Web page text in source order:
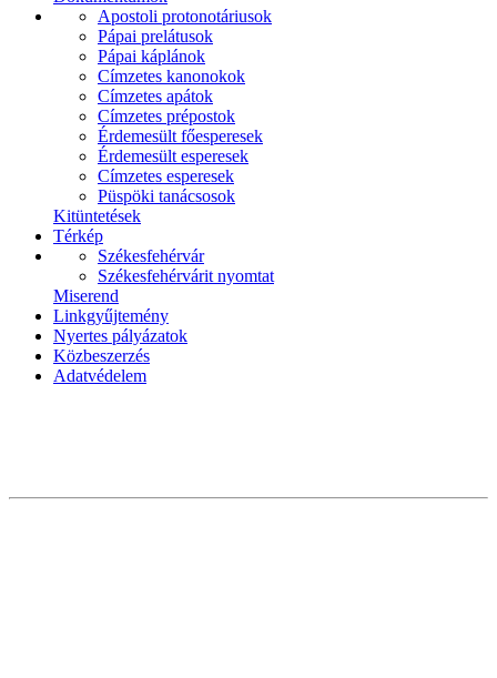
Apostoli protonotáriusok
Pápai prelátusok
Pápai káplánok
Címzetes kanonokok
Címzetes apátok
Címzetes prépostok
Érdemesült főesperesek
Érdemesült esperesek
Címzetes esperesek
Püspöki tanácsosok
Kitüntetések
Térkép
Székesfehérvár
Székesfehérvárit nyomtat
Miserend
Linkgyűjtemény
Nyertes pályázatok
Közbeszerzés
Adatvédelem